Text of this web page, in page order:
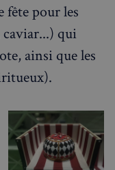
fête pour les
qui
ainsi que les